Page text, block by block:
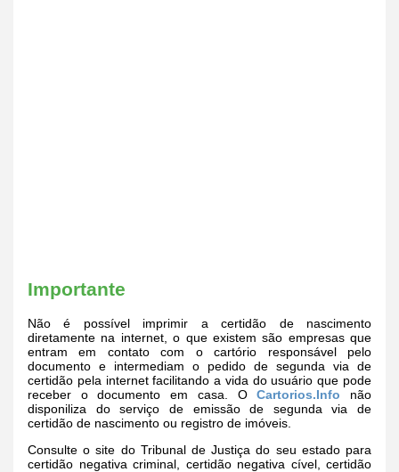
Importante
Não é possível imprimir a certidão de nascimento
diretamente na internet, o que existem são empresas que
entram em contato com o cartório responsável pelo
documento e intermediam o pedido de segunda via de
certidão pela internet facilitando a vida do usuário que pode
receber o documento em casa. OCartorios.Info não
disponiliza do serviço de emissão de segunda via de
certidão de nascimento ou registro de imóveis.
Consulte o site do Tribunal de Justiça do seu estado para
certidão negativa criminal, certidão negativa cível, certidão